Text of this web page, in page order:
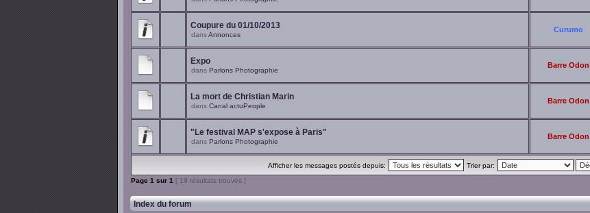
Coupure du 01/10/2013
dansAnnonces
Curumo
Expo
dans Parlons Photographie
Barre Odon
La mort de Christian Marin
dans Canal actuPeople
Barre Odon
"Le festival MAP s'expose à Paris"
dans Parlons Photographie
Barre Odon
Afficher les messages postés depuis:
Trier par:
Page 1 sur 1 [ 19 résultats trouvés ]
Index du forum